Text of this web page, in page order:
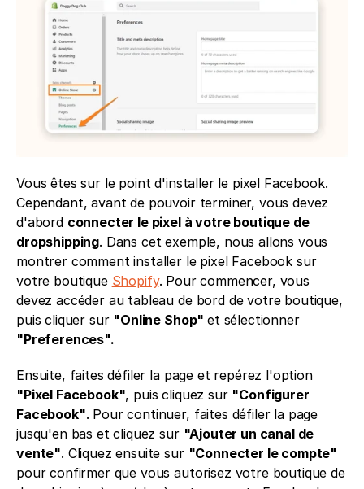
Vous êtes sur le point d'installer le pixel Facebook.
Cependant, avant de pouvoir terminer, vous devez
d'abord connecter le pixel à votre boutique de
dropshipping. Dans cet exemple, nous allons vous
montrer comment installer le pixel Facebook sur
votre boutique Shopify. Pour commencer, vous
devez accéder au tableau de bord de votre boutique,
puis cliquer sur "Online Shop"
et sélectionner
"Preferences".
Ensuite, faites défiler la page et repérez l'option
"Pixel Facebook", puis cliquez sur "Configurer
Facebook". Pour continuer, faites défiler la page
jusqu'en bas et cliquez sur "Ajouter un canal de
vente". Cliquez ensuite sur "Connecter le compte"
pour confirmer que vous autorisez votre boutique de